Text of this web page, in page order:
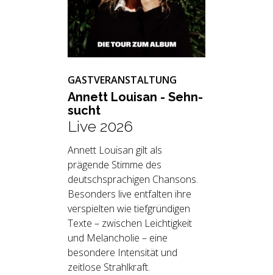
GASTVERANSTALTUNG
An­nett Loui­san - Sehn­
sucht
Live 2026
Annett Louisan gilt als
prägende Stimme des
deutschsprachigen Chansons.
Besonders live entfalten ihre
verspielten wie tiefgründigen
Texte – zwischen Leichtigkeit
und Melancholie – eine
besondere Intensität und
zeitlose Strahlkraft.